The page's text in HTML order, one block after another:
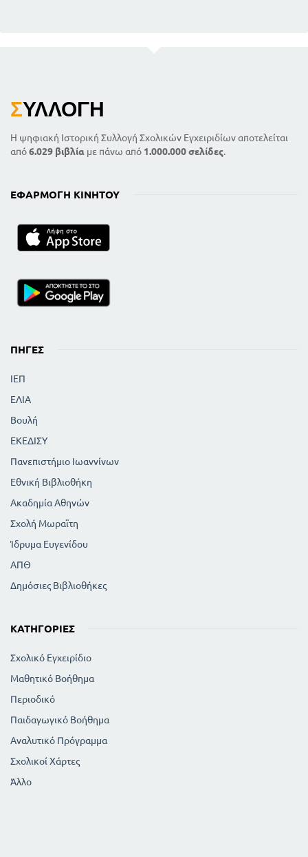
ΣΥΛΛΟΓΉ
Η ψηφιακή Ιστορική Συλλογή Σχολικών Εγχειριδίων αποτελείται
από6.029 βιβλία με πάνω από 1.000.000 σελίδες.
ΕΦΑΡΜΟΓΉ ΚΙΝΗΤΟΎ
ΠΗΓΈΣ
ΙΕΠ
ΕΛΙΑ
Βουλή
ΕΚΕΔΙΣΥ
Πανεπιστήμιο Ιωαννίνων
Εθνική Βιβλιοθήκη
Ακαδημία Αθηνών
Σχολή Μωραϊτη
Ίδρυμα Ευγενίδου
ΑΠΘ
Δημόσιες Βιβλιοθήκες
ΚΑΤΗΓΟΡΊΕΣ
Σχολικό Εγχειρίδιο
Μαθητικό Βοήθημα
Περιοδικό
Παιδαγωγικό Βοήθημα
Αναλυτικό Πρόγραμμα
Σχολικοί Χάρτες
Άλλο